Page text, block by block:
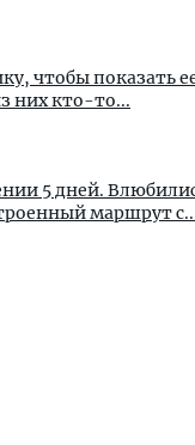
чтобы показать
них кто-то...
5 дней.
маршрут